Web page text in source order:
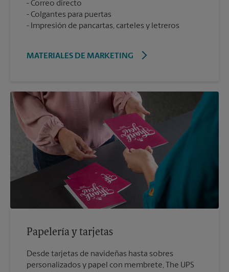
Correo directo
Colgantes para puertas
Impresión de pancartas, carteles y letreros
MATERIALES DE MARKETING
Papelería y tarjetas
Desde tarjetas de navideñas hasta sobres
personalizados y papel con membrete, The UPS